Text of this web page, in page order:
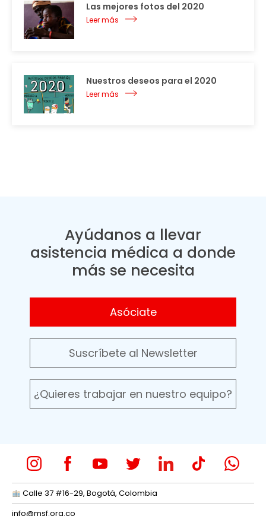
Las mejores fotos del 2020
Leer más
Nuestros deseos para el 2020
Leer más
Ayúdanos a llevar
asistencia médica a donde
más se necesita
Asóciate
Suscríbete al Newsletter
¿Quieres trabajar en nuestro equipo?
Calle 37 #16-29, Bogotá, Colombia
info@msf.org.co